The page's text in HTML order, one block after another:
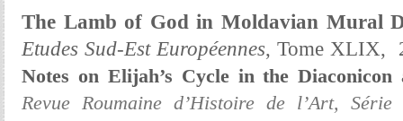
The Lamb of God in Moldavian Mural
Etudes Sud-Est Européennes, Tome XLIX,
Notes on Elijah’s Cycle in the
Revue Roumaine d’Histoire de l’Art,